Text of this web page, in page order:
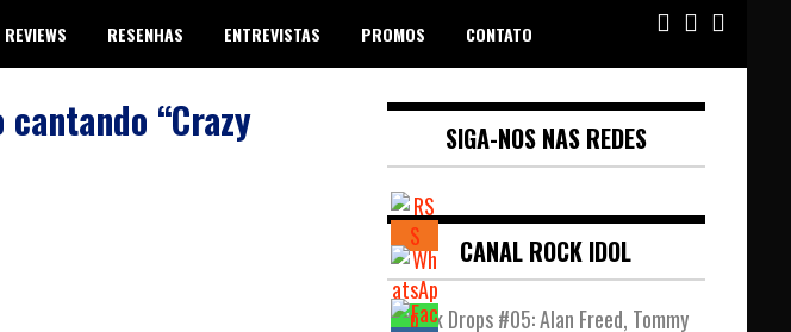
REVIEWS RESENHAS ENTREVISTAS PROMOS CONTATO
“Crazy SIGA-NOS NAS REDES
CANAL ROCK IDOL
Rock Drops #05: Alan Freed, Tommy